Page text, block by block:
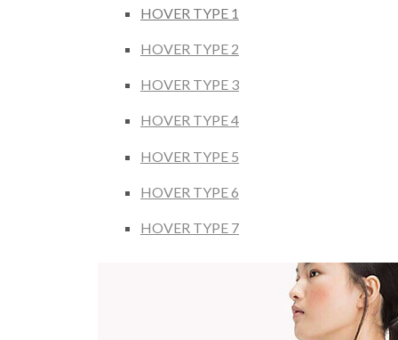
HOVER TYPE 1
HOVER TYPE 2
HOVER TYPE 3
HOVER TYPE 4
HOVER TYPE 5
HOVER TYPE 6
HOVER TYPE 7